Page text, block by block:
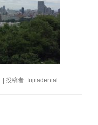
|投稿者:fujitadental